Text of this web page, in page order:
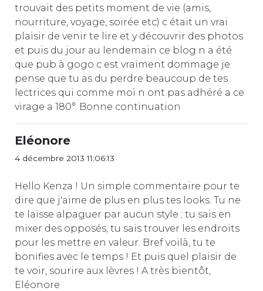
trouvait des petits moment de vie (amis,
nourriture, voyage, soirée etc) c était un vrai
plaisir de venir te lire et y découvrir des photos
et puis du jour au lendemain ce blog n a été
que pub à gogo c est vraiment dommage je
pense que tu as du perdre beaucoup de tes
lectrices qui comme moi n ont pas adhéré a ce
virage a 180°. Bonne continuation
Eléonore
4 décembre 2013 11:06:13
Hello Kenza ! Un simple commentaire pour te
dire que j'aime de plus en plus tes looks. Tu ne
te laisse alpaguer par aucun style ; tu sais en
mixer des opposés, tu sais trouver les endroits
pour les mettre en valeur. Bref voilà, tu te
bonifies avec le temps ! Et puis quel plaisir de
te voir, sourire aux lèvres ! A très bientôt,
Eléonore